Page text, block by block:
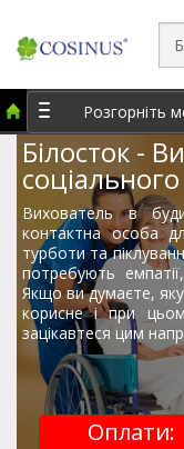
Розгорніть
Білосток -
Вихователь в
контактна особа
турботи та
потребують
Якщо ви думаєте,
корисне і при
зацікавтеся цим
Оплати: